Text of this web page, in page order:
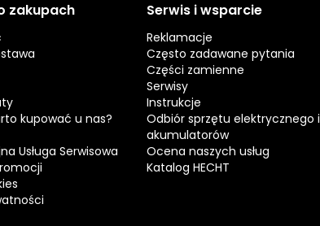
zakupach
kupować u nas?
Usługa Serwisowa
Serwis i wsparcie
Reklamacje
Często zadawane pytania
Części zamienne
Serwisy
Instrukcje
Odbiór sprzętu elektrycznego i
akumulatorów
Ocena naszych usług
Katalog HECHT